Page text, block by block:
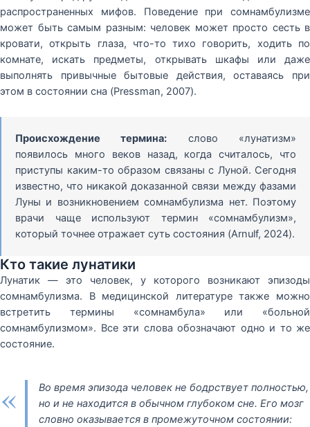
распространенных мифов. Поведение при сомнамбулизме
может быть самым разным: человек может просто сесть в
кровати, открыть глаза, что-то тихо говорить, ходить по
комнате, искать предметы, открывать шкафы или даже
выполнять привычные бытовые действия, оставаясь при
этом в состоянии сна (Pressman, 2007).
Происхождение термина: слово «лунатизм»
появилось много веков назад, когда считалось, что
приступы каким-то образом связаны с Луной. Сегодня
известно, что никакой доказанной связи между фазами
Луны и возникновением сомнамбулизма нет. Поэтому
врачи чаще используют термин «сомнамбулизм»,
который точнее отражает суть состояния (Arnulf, 2024).
Кто такие лунатики
Лунатик — это человек, у которого возникают эпизоды
сомнамбулизма. В медицинской литературе также можно
встретить термины «сомнамбула» или «больной
сомнамбулизмом». Все эти слова обозначают одно и то же
состояние.
«
Во время эпизода человек не бодрствует полностью,
но и не находится в обычном глубоком сне. Его мозг
словно оказывается в промежуточном состоянии: